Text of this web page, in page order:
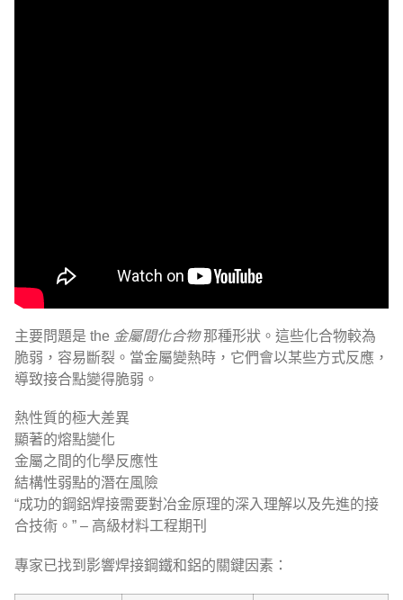
主要問題是 the 金屬間化合物那種形狀。這些化合物較為
脆弱，容易斷裂。當金屬變熱時，它們會以某些方式反應，
導致接合點變得脆弱。
熱性質的極大差異
顯著的熔點變化
金屬之間的化學反應性
結構性弱點的潛在風險
“成功的鋼鋁焊接需要對冶金原理的深入理解以及先進的接
合技術。” – 高級材料工程期刊
專家已找到影響焊接鋼鐵和鋁的關鍵因素：